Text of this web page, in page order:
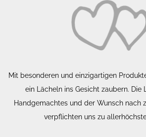
Mit besonderen und einzigartigen
ein Lächeln ins Gesicht zaubern. Die
Handgemachtes und der Wunsch nach
verpflichten uns zu